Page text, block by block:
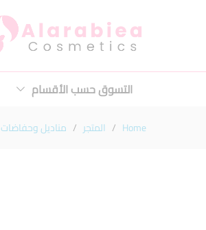
التسوق حسب الأقسام
Home
/ المتجر / مناديل وحفاضات